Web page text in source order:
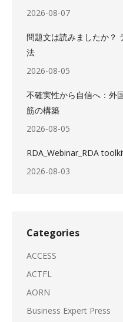
2026-08-07
問題文は読みましたか？
法
2026-08-05
不確実性から自信へ：外
筋の構築
2026-08-05
RDA_Webinar_RDA
2026-08-03
Categories
ACCESS
ACTFL
AORN
Business Expert Press